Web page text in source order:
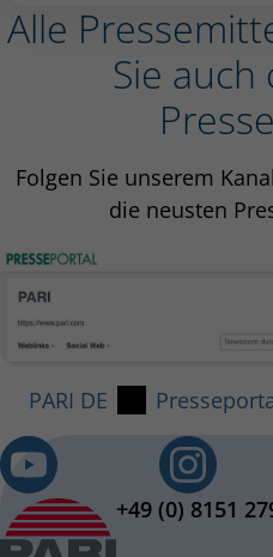
Alle
Sie
Folgen Sie unserem
die neusten
PARI DE
+49 (0) 8151